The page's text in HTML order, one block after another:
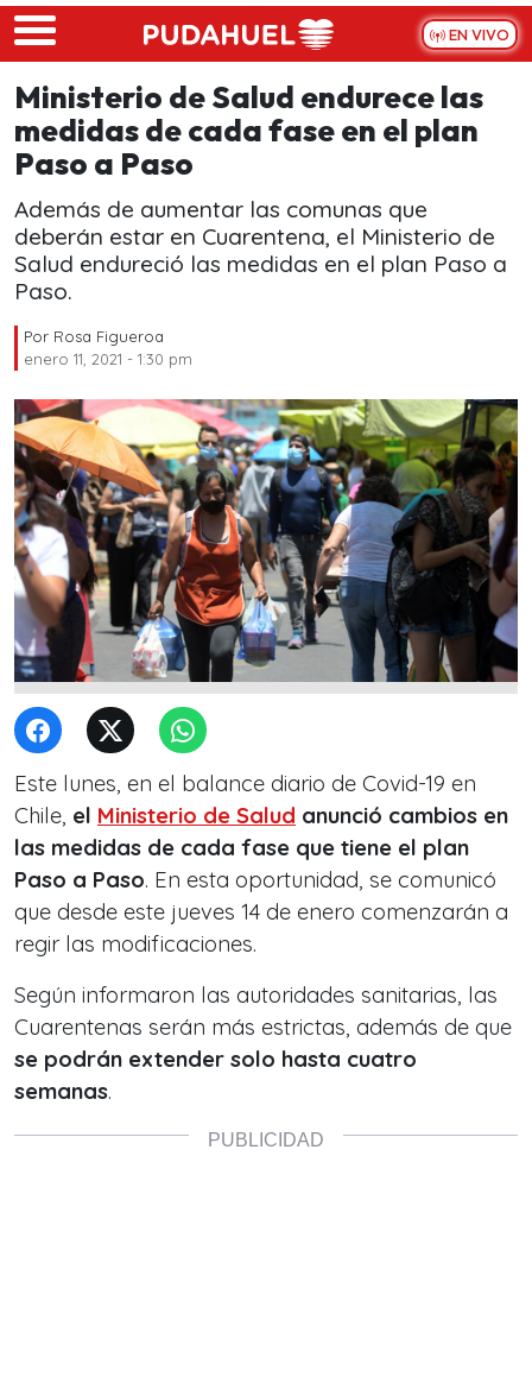
Skip to main content
EN VIVO
Ministerio de Salud endurece las
medidas de cada fase en el plan
Paso a Paso
Además de aumentar las comunas que
deberán estar en Cuarentena, el Ministerio de
Salud endureció las medidas en el plan Paso a
Paso.
Por Rosa Figueroa
enero 11, 2021 - 1:30 pm
Este lunes, en el balance diario de Covid-19 en
Chile, el Ministerio de Salud anunció cambios en
las medidas de cada fase que tiene el plan
Paso a Paso. En esta oportunidad, se comunicó
que desde este jueves 14 de enero comenzarán a
regir las modificaciones.
Según informaron las autoridades sanitarias, las
Cuarentenas serán más estrictas, además de que
se podrán extender solo hasta cuatro
semanas.